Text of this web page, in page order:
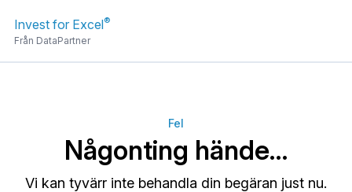
Invest for Excel®
Från DataPartner
Fel
Någonting hände…
Vi kan tyvärr inte behandla din begäran just nu.